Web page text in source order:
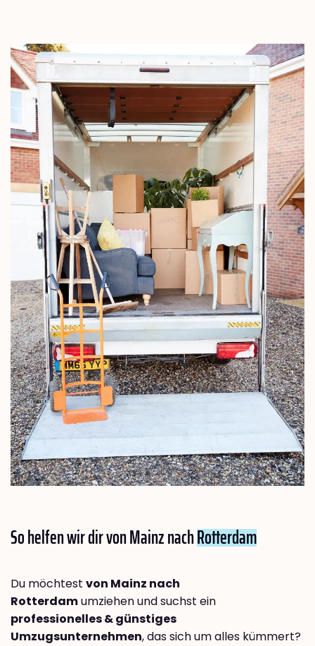
So helfen wir dir von Mainz nachRotterdam
Du möchtest von Mainz nach
Rotterdamumziehen und suchst ein
professionelles & günstiges
Umzugsunternehmen, das sich um alles kümmert?